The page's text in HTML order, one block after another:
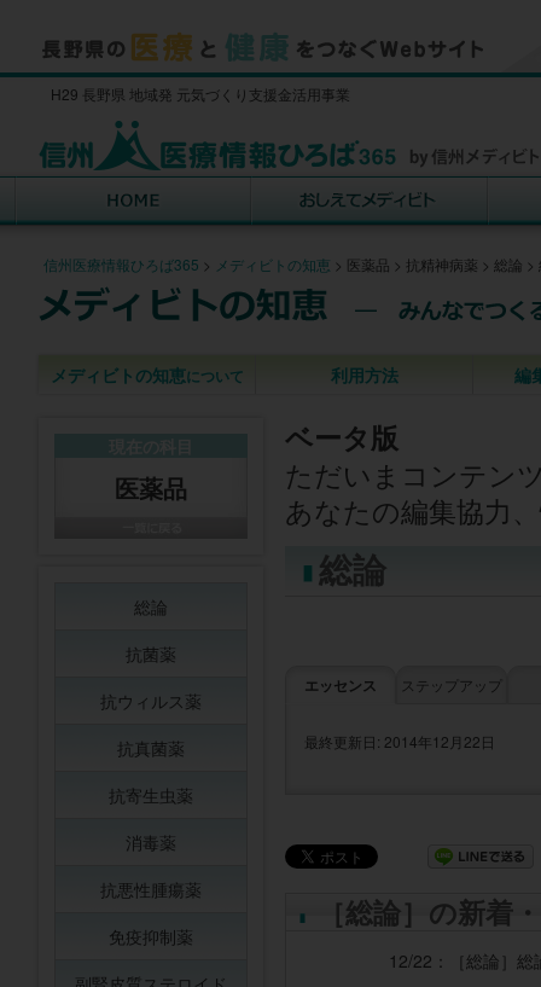
H29 長野県 地域発 元気づくり支援金活用事業
信州医療情報ひろば365 > メディビトの知恵 > 医薬品 > 抗精神病薬 > 総論 >
メディビトの知恵について 利用方法 編
ベータ版
ただいまコンテン
あなたの編集協力
総論
エッセンス ステップアップ
最終更新日: 2014年12月22日
［総論］の新着
12/22： ［総論］ 総
医薬品
総論
抗菌薬
抗ウィルス薬
抗真菌薬
抗寄生虫薬
消毒薬
抗悪性腫瘍薬
免疫抑制薬